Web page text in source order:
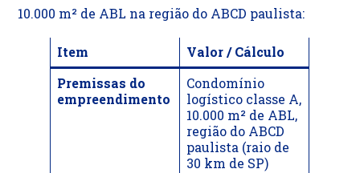
10.000 m² de ABL na região do ABCD paulista:
Item
Valor / Cálculo
Premissas do
empreendimento
Condomínio
logístico classe A,
10.000 m² de ABL,
região do ABCD
paulista (raio de
30 km de SP)